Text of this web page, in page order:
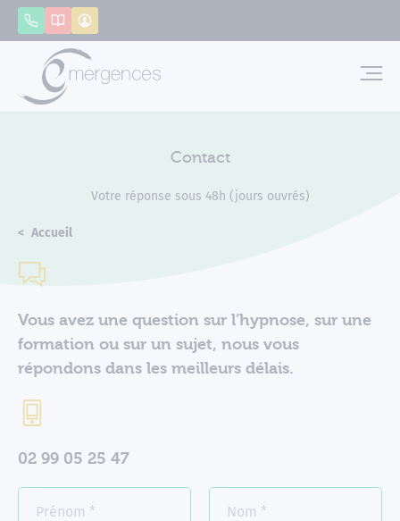
AppelerCatalogue
Contact
Votre réponse sous 48h (jours ouvrés)
Accueil
Vous avez une question sur l’hypnose, sur une
formation ou sur un sujet, nous vous
répondons dans les meilleurs délais.
02 99 05 25 47
Prénom * Nom *
Panneau de gestion des cookies